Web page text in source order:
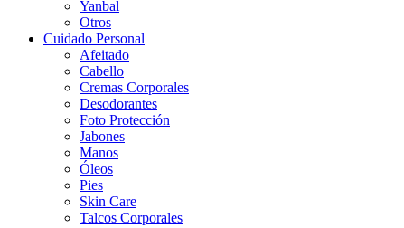
Yanbal
Otros
Cuidado Personal
Afeitado
Cabello
Cremas Corporales
Desodorantes
Foto Protección
Jabones
Manos
Óleos
Pies
Skin Care
Talcos Corporales